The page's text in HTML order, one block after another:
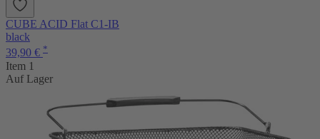
CUBE ACID Flat C1-IB
black
39,90 € *
Item 1
Auf Lager